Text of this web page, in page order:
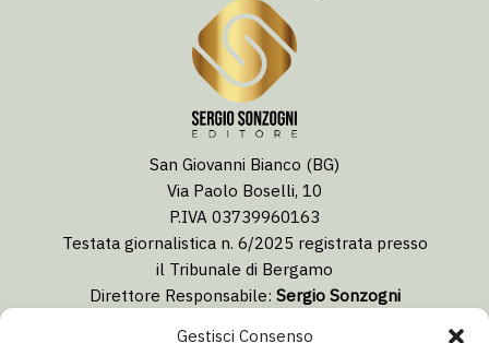
Gestisci Consenso
San Giovanni Bianco (BG)
Via Paolo Boselli, 10
P.IVA 03739960163
Testata giornalistica n. 6/2025 registrata presso
il Tribunale di Bergamo
Direttore Responsabile: Sergio Sonzogni